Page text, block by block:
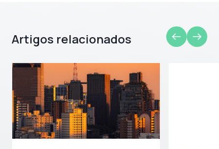
Artigos relacionados